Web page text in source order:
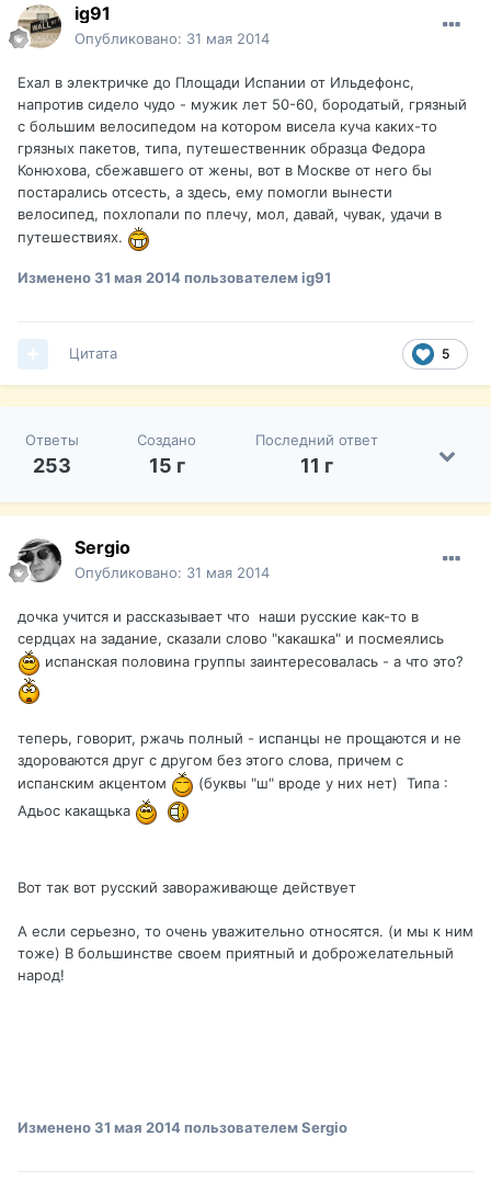
ig91
Опубликовано: 31 мая 2014
Ехал в электричке до Площади Испании от Ильдефонс,
напротив сидело чудо - мужик лет 50-60, бородатый, грязный
с большим велосипедом на котором висела куча каких-то
грязных пакетов, типа, путешественник образца Федора
Конюхова, сбежавшего от жены, вот в Москве от него бы
постарались отсесть, а здесь, ему помогли вынести
велосипед, похлопали по плечу, мол, давай, чувак, удачи в
путешествиях.
Изменено31 мая 2014пользователем ig91
5
Цитата
Ответы
253
Создано
15 г
Последний ответ
11 г
Sergio
Опубликовано: 31 мая 2014
дочка учится и рассказывает что наши русские как-то в
сердцах на задание, сказали слово "какашка" и посмеялись
испанская половина группы заинтересовалась - а что это?
теперь, говорит, ржачь полный - испанцы не прощаются и не
здороваются друг с другом без этого слова, причем с
испанским акцентом
(буквы "ш" вроде у них нет) Типа :
Адьос какащька
Вот так вот русский завораживающе действует
А если серьезно, то очень уважительно относятся. (и мы к ним
тоже) В большинстве своем приятный и доброжелательный
народ!
Изменено31 мая 2014пользователем Sergio